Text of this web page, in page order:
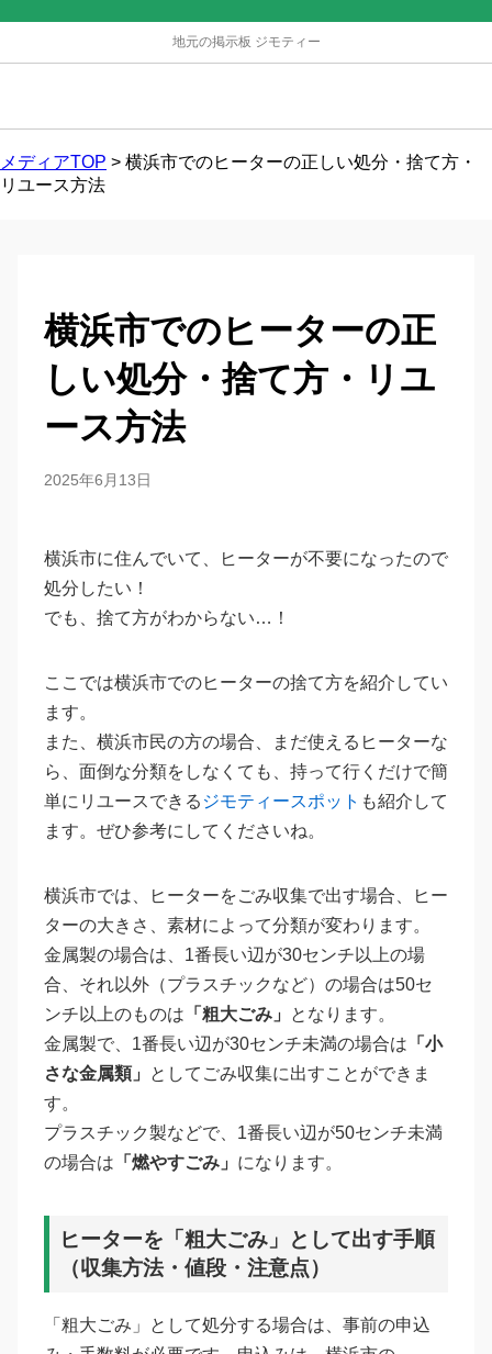
地元の掲示板 ジモティー
メディアTOP > 横浜市でのヒーターの正しい処分・捨て方・
リユース方法
横浜市でのヒーターの正
しい処分・捨て方・リユ
ース方法
2025年6月13日
横浜市に住んでいて、ヒーターが不要になったので
処分したい！
でも、捨て方がわからない…！
ここでは横浜市でのヒーターの捨て方を紹介してい
ます。
また、横浜市民の方の場合、まだ使えるヒーターな
ら、面倒な分類をしなくても、持って行くだけで簡
単にリユースできる ジモティースポット も紹介して
ます。ぜひ参考にしてくださいね。
横浜市では、ヒーターをごみ収集で出す場合、ヒー
ターの大きさ、素材によって分類が変わります。
金属製の場合は、1番長い辺が30センチ以上の場
合、それ以外（プラスチックなど）の場合は50セ
ンチ以上のものは 「粗大ごみ」
となります。
金属製で、1番長い辺が30センチ未満の場合は 「小
さな金属類」
としてごみ収集に出すことができま
す。
プラスチック製などで、1番長い辺が50センチ未満
の場合は 「燃やすごみ」 になります。
ヒーターを「粗大ごみ」として出す手順
（収集方法・値段・注意点）
「粗大ごみ」として処分する場合は、事前の申込